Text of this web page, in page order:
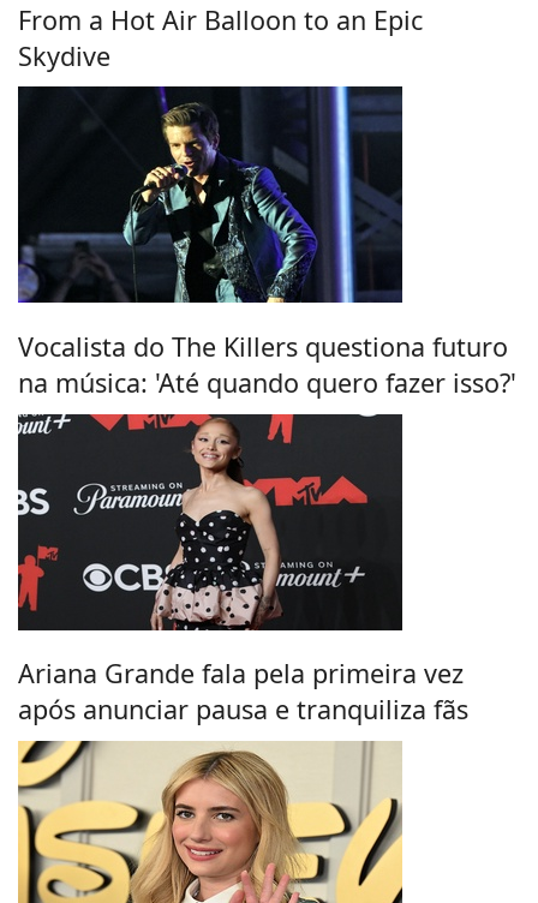
From a Hot Air Balloon to an Epic
Skydive
Vocalista do The Killers questiona futuro
na música: 'Até quando quero fazer isso?'
Ariana Grande fala pela primeira vez
após anunciar pausa e tranquiliza fãs